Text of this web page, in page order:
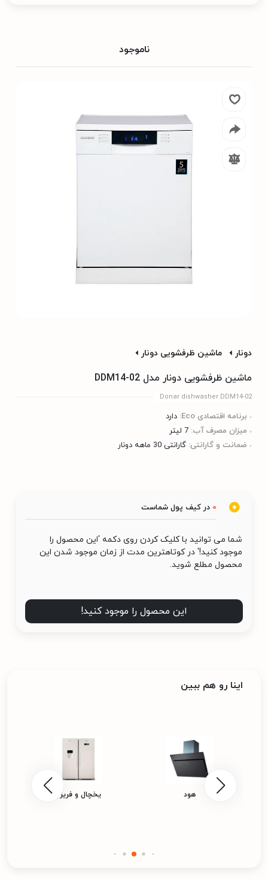
ناموجود
دونار ماشین ظرفشویی دونار
ماشین ظرفشویی دونار مدل DDM14-02
Donar dishwasher DDM14-02
برنامه اقتصادی Eco:
دارد
میزان مصرف آب: 7 لیتر
ضمانت و گارانتی: گارانتی 30 ماهه دونار
0 در کیف پول شماست
شما می توانید با کلیک کردن روی دکمه 'این محصول را
موجود کنید!' در کوتاهترین مدت از زمان موجود شدن این
محصول مطلع شوید.
این محصول را موجود کنید!
اینا رو هم ببین
هود یخچال و فریزر